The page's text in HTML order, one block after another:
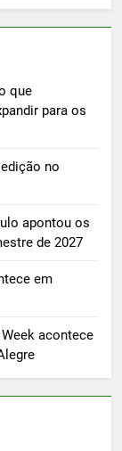
que
para os
no
apontou os
de 2027
em
Week acontece